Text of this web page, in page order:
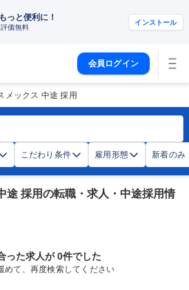
っと便利に！
価無料
インストール
会員ログイン
メックス 中途 採用
こだわり条件 雇用形態 新着のみ
途 採用の転職・求人・中途採用情
った求人が 0件でした
めて、再度検索してください